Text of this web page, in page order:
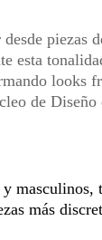
piezas
esta
looks
de Diseño
masculinos,
más